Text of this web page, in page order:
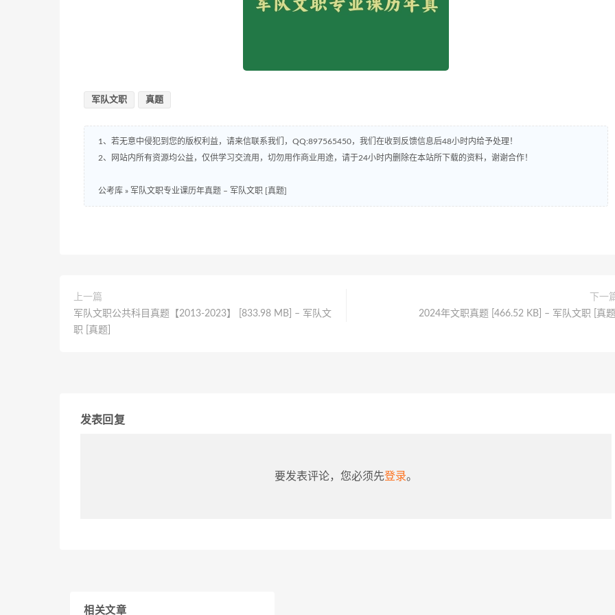
军队文职 真题
1、若无意中侵犯到您的版权利益，请来信联系我们，QQ:897565450，我们在收到反馈信息后48小时内给予处理！
2、网站内所有资源均公益，仅供学习交流用，切勿用作商业用途，请于24小时内删除在本站所下载的资料，谢谢合作！
公考库 » 军队文职专业课历年真题 – 军队文职 [真题]
上一篇
军队文职公共科目真题【2013-2023】 [833.98 MB] – 军队文
职 [真题]
下一
2024年文职真题 [466.52 KB] – 军队文职 [真
发表回复
要发表评论，您必须先登录。
相关文章